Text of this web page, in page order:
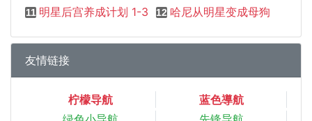
11 明星后宫养成计划 1-3 12 哈尼从明星变成母狗
友情链接
柠檬导航
蓝色導航